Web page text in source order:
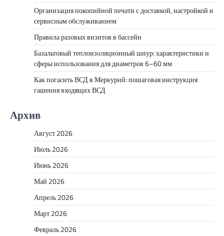
Организация покопийной печати с доставкой, настройкой и
сервисным обслуживанием
Правила разовых визитов в бассейн
Базальтовый теплоизоляционный шнур: характеристики и
сферы использования для диаметров 6–60 мм
Как погасить ВСД в Меркурий: пошаговая инструкция
гашения входящих ВСД
Архив
Август 2026
Июль 2026
Июнь 2026
Май 2026
Апрель 2026
Март 2026
Февраль 2026